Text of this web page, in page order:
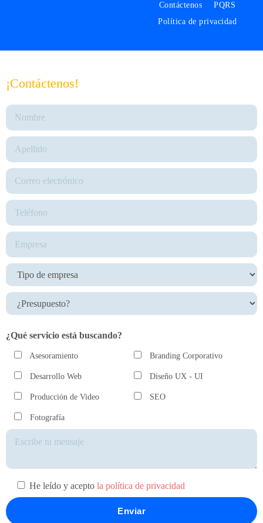
Contáctenos
PQRS
Política de privacidad
¡Contáctenos!
¿Qué servicio está buscando?
Asesoramiento Branding Corporativo
Desarrollo Web Diseño UX - UI
Producción de Video SEO
Fotografía
He leído y acepto la política de privacidad